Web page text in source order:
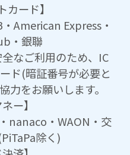
カード】
American Express・
・銀聯
なご利用のため、IC
ド(暗証番号が必要と
力をお願いします。
ー】
nanaco・WAON・交
除く)